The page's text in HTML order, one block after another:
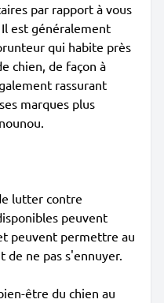
par rapport à vous
est généralement
qui habite près
chien, de façon à
rassurant
marques plus
lutter contre
peuvent
peuvent permettre au
de ne pas s'ennuyer.
être du chien au